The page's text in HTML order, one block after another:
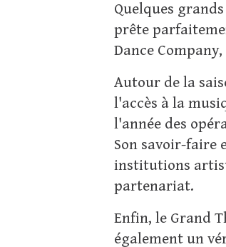
Quelques
prête
Dance
Autour de la
l'accès à la
l'année des
Son savoir-faire
institutions
partenariat.
Enfin, le Grand
également un